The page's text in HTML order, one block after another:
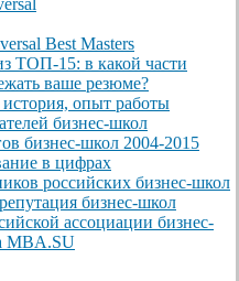
Best Masters
ТОП-15: в какой части
ваше резюме?
опыт работы
бизнес-школ
бизнес-школ 2004-2015
в цифрах
российских бизнес-школ
бизнес-школ
ассоциации бизнес-
MBA.SU